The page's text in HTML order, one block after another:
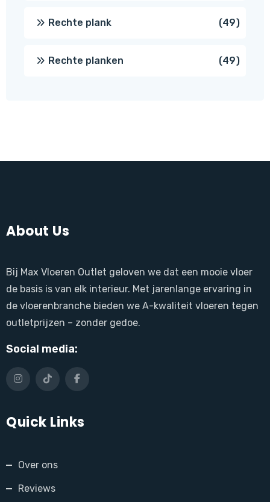
Rechte plank 4949
Rechte planken 4949
About Us
Bij Max Vloeren Outlet geloven we dat een mooie vloer
de basis is van elk interieur. Met jarenlange ervaring in
de vloerenbranche bieden we A-kwaliteit vloeren tegen
outletprijzen – zonder gedoe.
Social media:
Quick Links
Over ons
Reviews